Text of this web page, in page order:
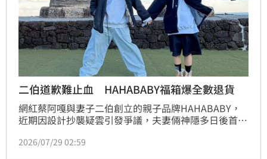
二伯道歉難止血 HAHABABY福箱爆全數退貨
網紅蔡阿嘎與妻子二伯創立的親子品牌HAHABABY，
近期因設計抄襲疑雲引發爭議，夫妻倆神隱多日後首度
貨。有超商店員透露，該福箱上架後乏人問津，待退貨
2026/07/29 02:59